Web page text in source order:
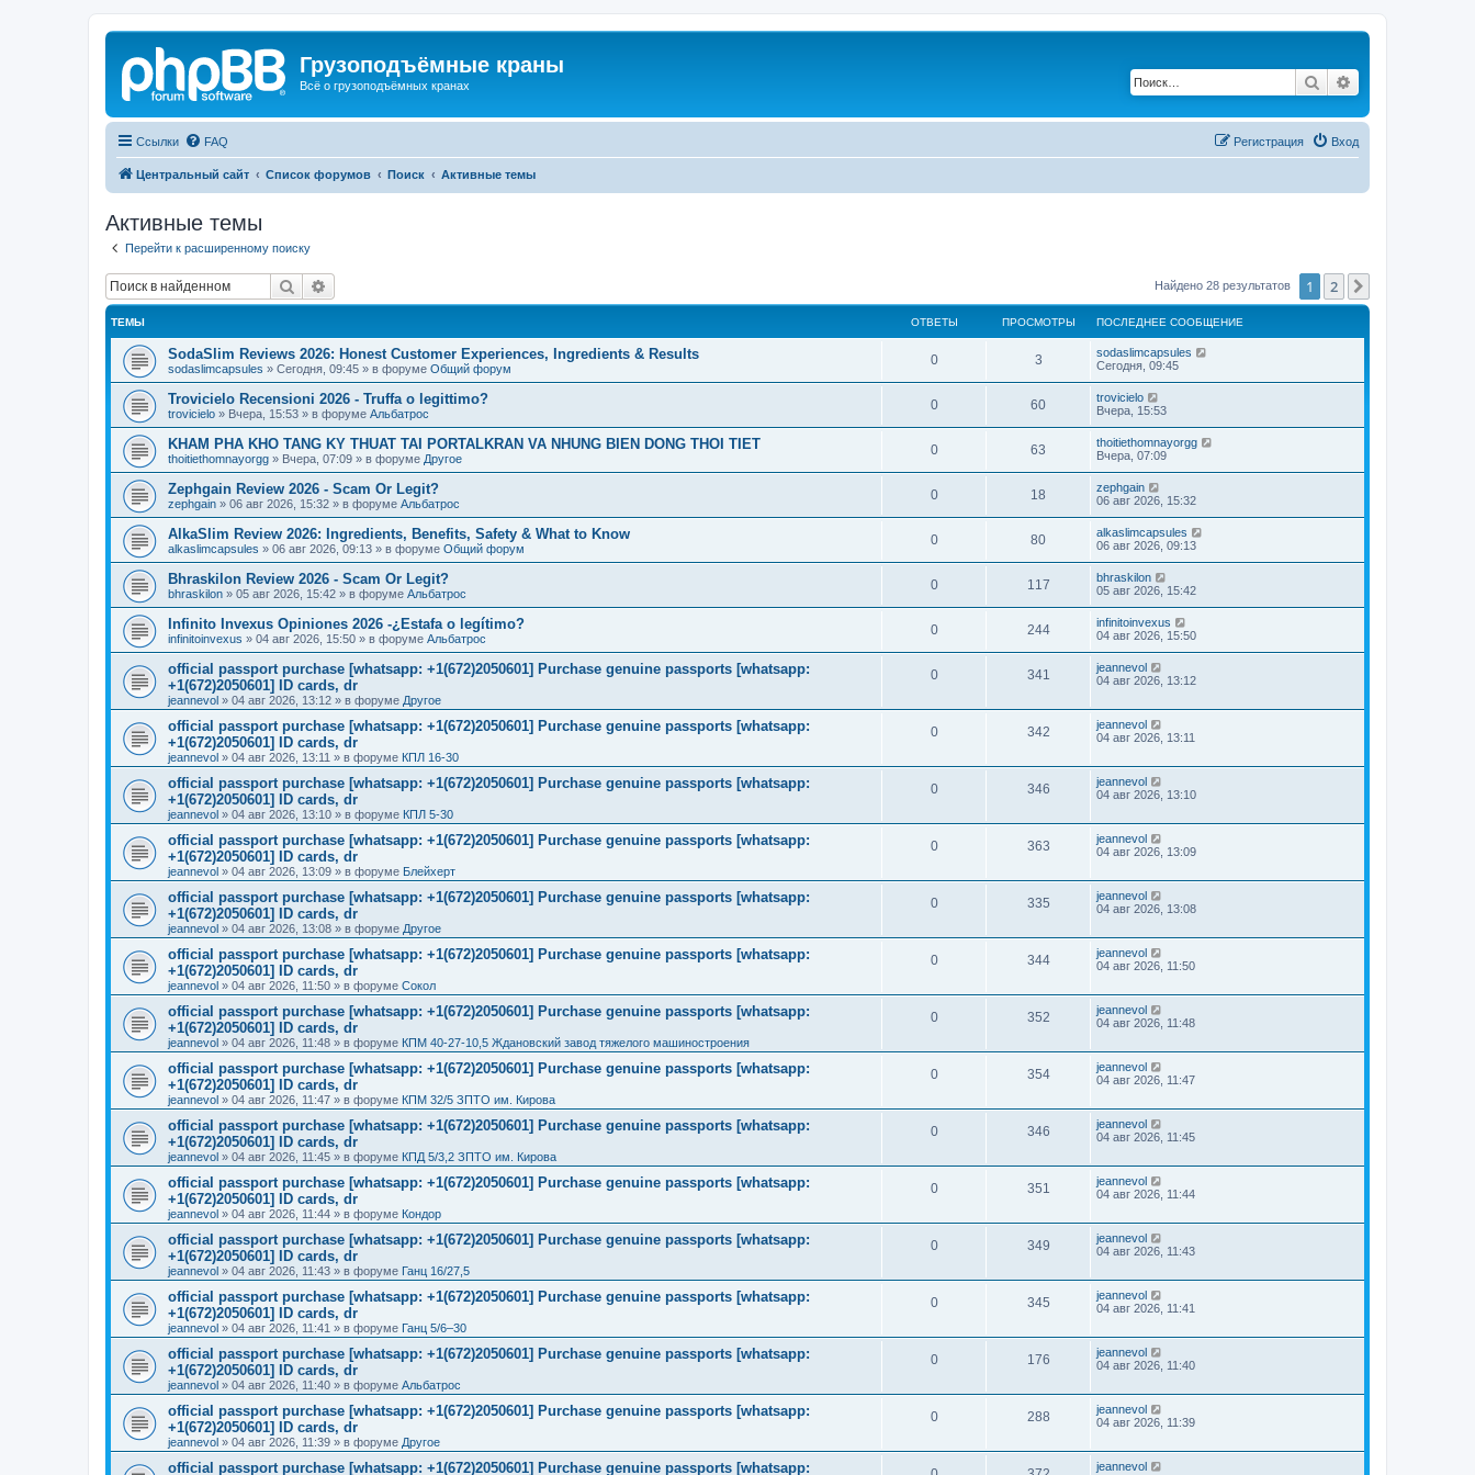
Грузоподъёмные краны
Всё о грузоподъёмных кранах Поиск
Ссылки FAQ Вход
Регистрация
Центральный сайт Список форумов Поиск Активные темы
Активные темы
Перейти к расширенному поиску
Поиск Найдено 28 результатов 1 2
ТЕМЫ ОТВЕТЫ ПРОСМОТРЫ ПОСЛЕДНЕЕ СООБЩЕНИЕ
SodaSlim Reviews 2026: Honest Customer Experiences, Ingredients & Results
sodaslimcapsules » Сегодня, 09:45 » в форуме Общий форум
0 3
sodaslimcapsules
Сегодня, 09:45
Trovicielo Recensioni 2026 - Truffa o legittimo?
trovicielo » Вчера, 15:53 » в форуме Альбатрос
0 60
trovicielo
Вчера, 15:53
KHAM PHA KHO TANG KY THUAT TAI PORTALKRAN VA NHUNG BIEN DONG THOI TIET
thoitiethomnayorgg » Вчера, 07:09 » в форуме Другое
0 63
thoitiethomnayorgg
Вчера, 07:09
Zephgain Review 2026 - Scam Or Legit?
zephgain » 06 авг 2026, 15:32 » в форуме Альбатрос
0 18
zephgain
06 авг 2026, 15:32
AlkaSlim Review 2026: Ingredients, Benefits, Safety & What to Know
alkaslimcapsules » 06 авг 2026, 09:13 » в форуме Общий форум
0 80
alkaslimcapsules
06 авг 2026, 09:13
Bhraskilon Review 2026 - Scam Or Legit?
bhraskilon » 05 авг 2026, 15:42 » в форуме Альбатрос
0 117
bhraskilon
05 авг 2026, 15:42
Infinito Invexus Opiniones 2026 -¿Estafa o legítimo?
infinitoinvexus » 04 авг 2026, 15:50 » в форуме Альбатрос
0 244
infinitoinvexus
04 авг 2026, 15:50
official passport purchase [whatsapp: +1(672)2050601] Purchase genuine passports [whatsapp:
+1(672)2050601] ID cards, dr
jeannevol » 04 авг 2026, 13:12 » в форуме Другое
0 341
jeannevol
04 авг 2026, 13:12
official passport purchase [whatsapp: +1(672)2050601] Purchase genuine passports [whatsapp:
+1(672)2050601] ID cards, dr
jeannevol » 04 авг 2026, 13:11 » в форуме КПЛ 16-30
0 342
jeannevol
04 авг 2026, 13:11
official passport purchase [whatsapp: +1(672)2050601] Purchase genuine passports [whatsapp:
+1(672)2050601] ID cards, dr
jeannevol » 04 авг 2026, 13:10 » в форуме КПЛ 5-30
0 346
jeannevol
04 авг 2026, 13:10
official passport purchase [whatsapp: +1(672)2050601] Purchase genuine passports [whatsapp:
+1(672)2050601] ID cards, dr
jeannevol » 04 авг 2026, 13:09 » в форуме Блейхерт
0 363
jeannevol
04 авг 2026, 13:09
official passport purchase [whatsapp: +1(672)2050601] Purchase genuine passports [whatsapp:
+1(672)2050601] ID cards, dr
jeannevol » 04 авг 2026, 13:08 » в форуме Другое
0 335
jeannevol
04 авг 2026, 13:08
official passport purchase [whatsapp: +1(672)2050601] Purchase genuine passports [whatsapp:
+1(672)2050601] ID cards, dr
jeannevol » 04 авг 2026, 11:50 » в форуме Сокол
0 344
jeannevol
04 авг 2026, 11:50
official passport purchase [whatsapp: +1(672)2050601] Purchase genuine passports [whatsapp:
+1(672)2050601] ID cards, dr
jeannevol » 04 авг 2026, 11:48 » в форуме КПМ 40-27-10,5 Ждановский завод тяжелого машиностроения
0 352
jeannevol
04 авг 2026, 11:48
official passport purchase [whatsapp: +1(672)2050601] Purchase genuine passports [whatsapp:
+1(672)2050601] ID cards, dr
jeannevol » 04 авг 2026, 11:47 » в форуме КПМ 32/5 ЗПТО им. Кирова
0 354
jeannevol
04 авг 2026, 11:47
official passport purchase [whatsapp: +1(672)2050601] Purchase genuine passports [whatsapp:
+1(672)2050601] ID cards, dr
jeannevol » 04 авг 2026, 11:45 » в форуме КПД 5/3,2 ЗПТО им. Кирова
0 346
jeannevol
04 авг 2026, 11:45
official passport purchase [whatsapp: +1(672)2050601] Purchase genuine passports [whatsapp:
+1(672)2050601] ID cards, dr
jeannevol » 04 авг 2026, 11:44 » в форуме Кондор
0 351
jeannevol
04 авг 2026, 11:44
official passport purchase [whatsapp: +1(672)2050601] Purchase genuine passports [whatsapp:
+1(672)2050601] ID cards, dr
jeannevol » 04 авг 2026, 11:43 » в форуме Ганц 16/27,5
0 349
jeannevol
04 авг 2026, 11:43
official passport purchase [whatsapp: +1(672)2050601] Purchase genuine passports [whatsapp:
+1(672)2050601] ID cards, dr
jeannevol » 04 авг 2026, 11:41 » в форуме Ганц 5/6–30
0 345
jeannevol
04 авг 2026, 11:41
official passport purchase [whatsapp: +1(672)2050601] Purchase genuine passports [whatsapp:
+1(672)2050601] ID cards, dr
jeannevol » 04 авг 2026, 11:40 » в форуме Альбатрос
0 176
jeannevol
04 авг 2026, 11:40
official passport purchase [whatsapp: +1(672)2050601] Purchase genuine passports [whatsapp:
+1(672)2050601] ID cards, dr
jeannevol » 04 авг 2026, 11:39 » в форуме Другое
0 288
jeannevol
04 авг 2026, 11:39
official passport purchase [whatsapp: +1(672)2050601] Purchase genuine passports [whatsapp:
jeannevol